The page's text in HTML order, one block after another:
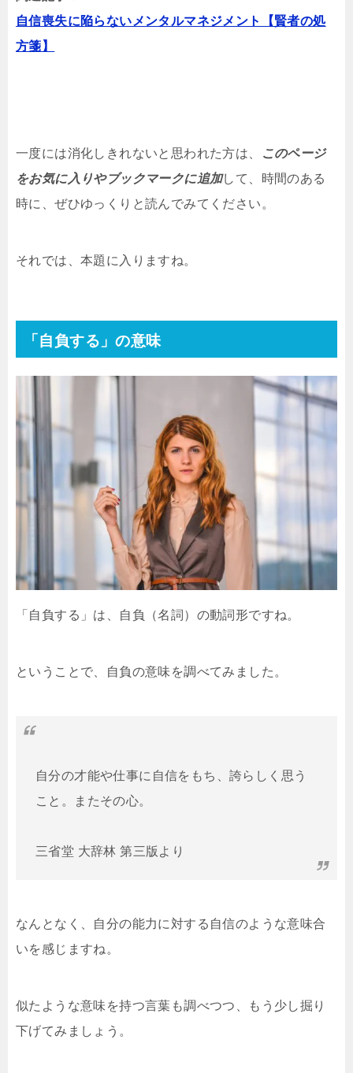
自信喪失に陥らないメンタルマネジメント【賢者の処
方箋】
一度には消化しきれないと思われた方は、
このページ
をお気に入りやブックマークに追加して、時間のある
時に、ぜひゆっくりと読んでみてください。
それでは、本題に入りますね。
「自負する」の意味
「自負する」は、自負（名詞）の動詞形ですね。
ということで、自負の意味を調べてみました。
自分の才能や仕事に自信をもち、誇らしく思う
こと。またその心。
三省堂 大辞林 第三版より
なんとなく、自分の能力に対する自信のような意味合
いを感じますね。
似たような意味を持つ言葉も調べつつ、もう少し掘り
下げてみましょう。